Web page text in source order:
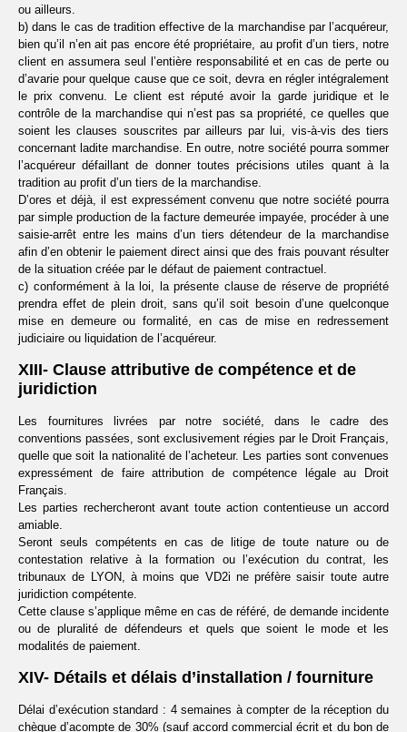
ou ailleurs.
b) dans le cas de tradition effective de la marchandise par l’acquéreur,
bien qu’il n’en ait pas encore été propriétaire, au profit d’un tiers, notre
client en assumera seul l’entière responsabilité et en cas de perte ou
d’avarie pour quelque cause que ce soit, devra en régler intégralement
le prix convenu. Le client est réputé avoir la garde juridique et le
contrôle de la marchandise qui n’est pas sa propriété, ce quelles que
soient les clauses souscrites par ailleurs par lui, vis-à-vis des tiers
concernant ladite marchandise. En outre, notre société pourra sommer
l’acquéreur défaillant de donner toutes précisions utiles quant à la
tradition au profit d’un tiers de la marchandise.
D’ores et déjà, il est expressément convenu que notre société pourra
par simple production de la facture demeurée impayée, procéder à une
saisie-arrêt entre les mains d’un tiers détendeur de la marchandise
afin d’en obtenir le paiement direct ainsi que des frais pouvant résulter
de la situation créée par le défaut de paiement contractuel.
c) conformément à la loi, la présente clause de réserve de propriété
prendra effet de plein droit, sans qu’il soit besoin d’une quelconque
mise en demeure ou formalité, en cas de mise en redressement
judiciaire ou liquidation de l’acquéreur.
XIII- Clause attributive de compétence et de
juridiction
Les fournitures livrées par notre société, dans le cadre des
conventions passées, sont exclusivement régies par le Droit Français,
quelle que soit la nationalité de l’acheteur. Les parties sont convenues
expressément de faire attribution de compétence légale au Droit
Français.
Les parties rechercheront avant toute action contentieuse un accord
amiable.
Seront seuls compétents en cas de litige de toute nature ou de
contestation relative à la formation ou l’exécution du contrat, les
tribunaux de LYON, à moins que VD2i ne préfère saisir toute autre
juridiction compétente.
Cette clause s’applique même en cas de référé, de demande incidente
ou de pluralité de défendeurs et quels que soient le mode et les
modalités de paiement.
XIV- Détails et délais d’installation / fourniture
Délai d’exécution standard : 4 semaines à compter de la réception du
chèque d’acompte de 30% (sauf accord commercial écrit et du bon de